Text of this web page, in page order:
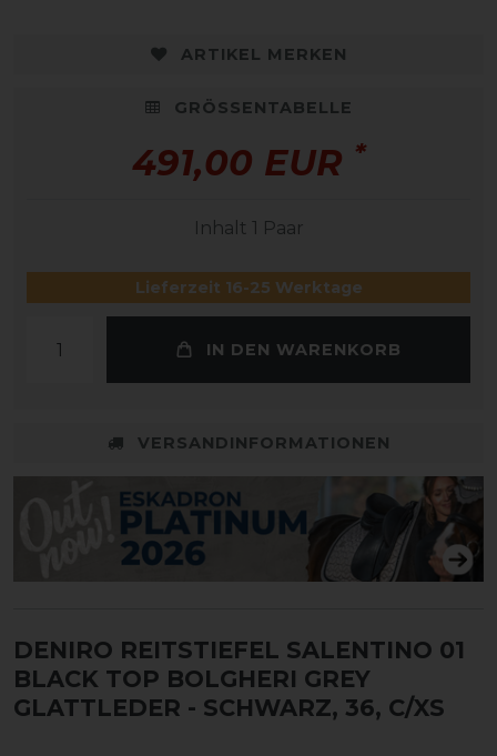
ARTIKEL MERKEN
GRÖSSENTABELLE
491,00 EUR *
Inhalt 1 Paar
Lieferzeit 16-25 Werktage
IN DEN WARENKORB
VERSANDINFORMATIONEN
DENIRO REITSTIEFEL SALENTINO 01
BLACK TOP BOLGHERI GREY
GLATTLEDER - SCHWARZ, 36, C/XS